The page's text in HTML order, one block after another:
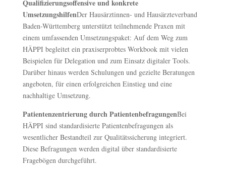
Qualifizierungsoffensive und konkrete
UmsetzungshilfenDer Hausärztinnen- und Hausärzteverband
Baden-Württemberg unterstützt teilnehmende Praxen mit
einem umfassenden Umsetzungspaket: Auf dem Weg zum
HÄPPI begleitet ein praxiserprobtes Workbook mit vielen
Beispielen für Delegation und zum Einsatz digitaler Tools.
Darüber hinaus werden Schulungen und gezielte Beratungen
angeboten, für einen erfolgreichen Einstieg und eine
nachhaltige Umsetzung.
Patientenzentrierung durch PatientenbefragungenBei
HÄPPI sind standardisierte Patientenbefragungen als
wesentlicher Bestandteil zur Qualitätssicherung integriert.
Diese Befragungen werden digital über standardisierte
Fragebögen durchgeführt.